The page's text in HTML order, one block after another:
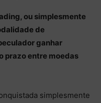
ou simplesmente
de
ganhar
prazo entre moedas
simplesmente